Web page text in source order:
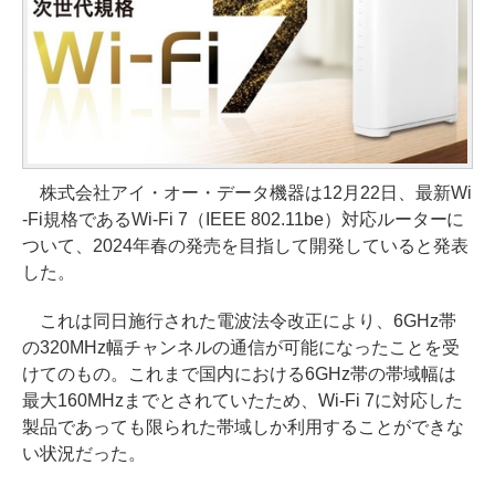
株式会社アイ・オー・データ機器は12月22日、最新Wi
-Fi規格であるWi-Fi 7（IEEE 802.11be）対応ルーターに
ついて、2024年春の発売を目指して開発していると発表
した。
これは同日施行された電波法令改正により、6GHz帯
の320MHz幅チャンネルの通信が可能になったことを受
けてのもの。これまで国内における6GHz帯の帯域幅は
最大160MHzまでとされていたため、Wi-Fi 7に対応した
製品であっても限られた帯域しか利用することができな
い状況だった。